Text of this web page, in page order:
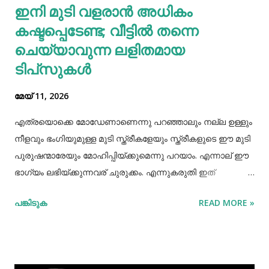
ചില പ്രത്യേക ഗുണങ്ങളുണ്ട്. റാഗി ഗ്ലൂറ്റൻ രഹിതവും
പ്രോട്ടീനാൽ സമ്പുഷ്ടവുമാണ്. മറ്റ് തിനകളേക്കാൾ കൂടുതൽ
കാൽസ്യ...
ഇനി മുടി വളരാൻ അധികം
കഷ്ടപ്പെടേണ്ട; വീട്ടിൽ തന്നെ
ചെയ്യാവുന്ന ലളിതമായ
ടിപ്‌സുകൾ
മേയ് 11, 2026
എത്രയൊക്കെ മോഡേണാണെന്നു പറഞ്ഞാലും നല്ല ഉള്ളും
നീളവും ഭംഗിയുമുള്ള മുടി സ്ത്രീകളേയും സ്ത്രീകളുടെ ഈ മുടി
പുരുഷന്മാരേയും മോഹിപ്പിയ്ക്കുമെന്നു പറയാം. എന്നാല് ഈ
ഭാഗ്യം ലഭിയ്ക്കുന്നവര് ചുരുക്കം. എന്നുകരുതി ഇത്
സഹായിക്കുന്ന ചില വഴികളെക്കുറിച്ചറിയൂ,മുടി വളര്‍ച്ചയ്ക്ക്
പങ്കിടുക READ MORE »